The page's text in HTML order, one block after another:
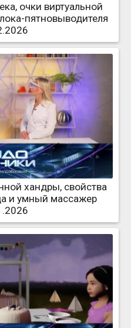
очки виртуальной
пятновыводителя
хандры, свойства
и умный массажер